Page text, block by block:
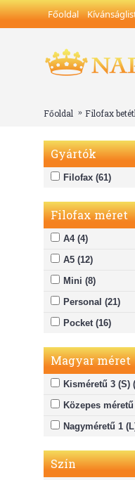
Főoldal
Főoldal Filofax
Gyártók
Filofax (61)
Filofax méret
A4 (4)
A5 (12)
Mini (8)
Personal (21)
Pocket (16)
Magyar méret
Kisméretű 3 (S)
Közepes méretű
Nagyméretű 1
Szín